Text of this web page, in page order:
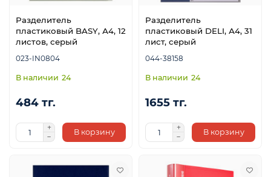
Разделитель
пластиковый BASY, А4, 12
листов, серый
023-IN0804
24
484 тг.
В корзину
Разделитель
пластиковый DELI, А4, 31
лист, серый
044-38158
24
1655 тг.
В корзину